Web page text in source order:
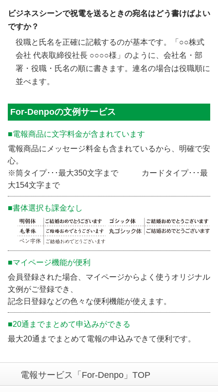
ビジネスシーンで祝電を送るときの宛名はどう書けばよい
ですか？
役職と氏名を正確に記載するのが基本です。「○○株式
会社 代表取締役社長 ○○○○様」のように、会社名・部
署・役職・氏名の順に書きます。連名の場合は役職順に
並べます。
For-Denpoの文例サービス
■電報商品に文字料金が含まれています
電報商品にメッセージ料金も含まれているから、明確で安
心。
※筒タイプ･･･最大350文字まで カードタイプ･･･最
大154文字まで
■書体選択も課金なし
■マイページ機能が便利
会員登録された場合、マイページからよく使うオリジナル
文例がご登録でき、
記念日登録などの色々な便利機能が使えます。
■20通までまとめて申込みができる
最大20通までまとめて電報の申込みできて便利です。
電報サービス「For-Denpo」TOP